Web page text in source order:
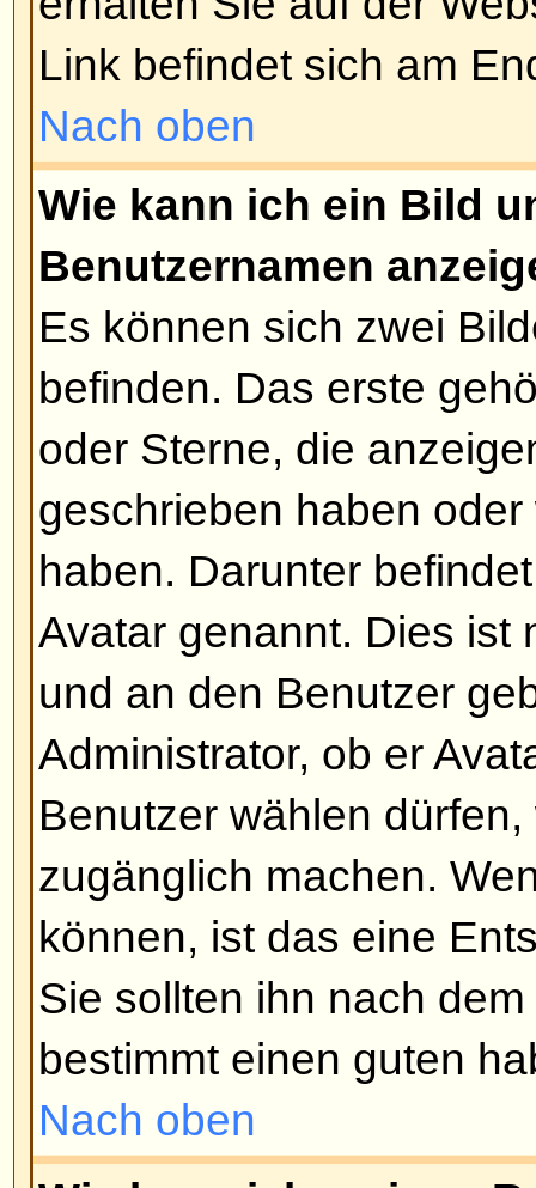
Beitrages klicken. Sollte jemand
geantwortet haben, werden Sie
unterhalb des Beitrags finden
oft der Text bearbeitet wurde. Er
wenn jemand geantwortet hat,
erscheinen, falls ein Moderator
Beitrag editiert hat (Sie sollten
hinterlassen, warum sie den
Beachten Sie bitte, dass
Beiträge löschen können,
geantwortet hat.
Nach oben
Wie kann ich eine Signatur
Um eine Signatur an einen
müssen Sie zuerst in Ihrem
Sie eine Signatur erstellt haben,
Signatur anhängen
Beitragserstellung. Sie können
eine Signatur an alle Beiträge
Profil die entsprechende Option
können das Anfügen einer
unterbinden, indem Sie die
Schreiben des Beitrags
Nach oben
Wie erstelle ich eine Umfrage?